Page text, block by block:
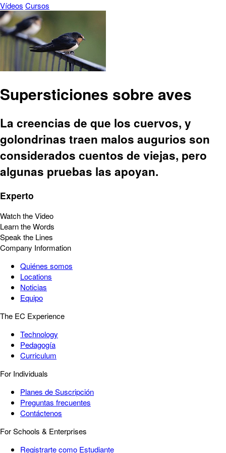
Vídeos Cursos
Supersticiones sobre aves
La creencias de que los cuervos, y
golondrinas traen malos augurios son
considerados cuentos de viejas, pero
algunas pruebas las apoyan.
Experto
Watch the Video
Learn the Words
Speak the Lines
Company Information
Quiénes somos
Locations
Noticias
Equipo
The EC Experience
Technology
Pedagogía
Curriculum
For Individuals
Planes de Suscripción
Preguntas frecuentes
Contáctenos
For Schools & Enterprises
Registrarte como Estudiante